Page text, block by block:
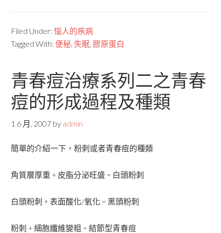
Filed Under:惱人的疾病
Tagged With:便秘,失眠, 膠原蛋白
青春痘治療系列二之青春
痘的形成過程及種類
1 6 月, 2007 by admin
簡單的介紹一下，粉刺或者青春痘的種類
角質層厚重 + 皮脂分泌旺盛 = 白頭粉刺
白頭粉刺 + 表面酸化/氧化 = 黑頭粉刺
粉刺 + 細胞纖維變粗 = 結節型青春痘